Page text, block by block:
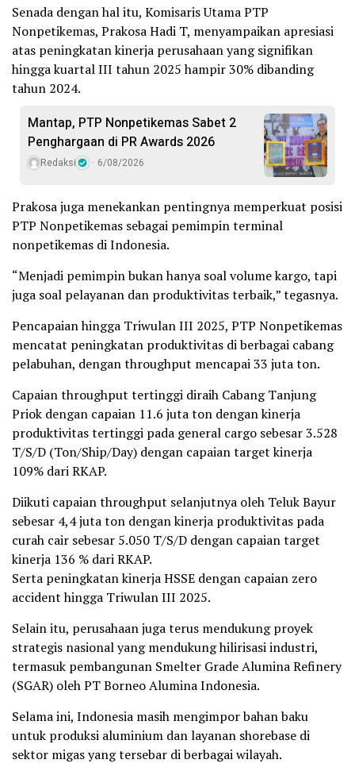
Senada dengan hal itu, Komisaris Utama PTP
Nonpetikemas, Prakosa Hadi T, menyampaikan apresiasi
atas peningkatan kinerja perusahaan yang signifikan
hingga kuartal III tahun 2025 hampir 30% dibanding
tahun 2024.
Mantap, PTP Nonpetikemas Sabet 2
Penghargaan di PR Awards 2026
Redaksi 6/08/2026
Prakosa juga menekankan pentingnya memperkuat posisi
PTP Nonpetikemas sebagai pemimpin terminal
nonpetikemas di Indonesia.
“Menjadi pemimpin bukan hanya soal volume kargo, tapi
juga soal pelayanan dan produktivitas terbaik,” tegasnya.
Pencapaian hingga Triwulan III 2025, PTP Nonpetikemas
mencatat peningkatan produktivitas di berbagai cabang
pelabuhan, dengan throughput mencapai 33 juta ton.
Capaian throughput tertinggi diraih Cabang Tanjung
Priok dengan capaian 11.6 juta ton dengan kinerja
produktivitas tertinggi pada general cargo sebesar 3.528
T/S/D (Ton/Ship/Day) dengan capaian target kinerja
109% dari RKAP.
Diikuti capaian throughput selanjutnya oleh Teluk Bayur
sebesar 4,4 juta ton dengan kinerja produktivitas pada
curah cair sebesar 5.050 T/S/D dengan capaian target
kinerja 136 % dari RKAP.
Serta peningkatan kinerja HSSE dengan capaian zero
accident hingga Triwulan III 2025.
Selain itu, perusahaan juga terus mendukung proyek
strategis nasional yang mendukung hilirisasi industri,
termasuk pembangunan Smelter Grade Alumina Refinery
(SGAR) oleh PT Borneo Alumina Indonesia.
Selama ini, Indonesia masih mengimpor bahan baku
untuk produksi aluminium dan layanan shorebase di
sektor migas yang tersebar di berbagai wilayah.